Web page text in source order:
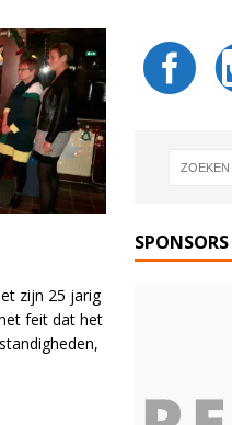
zijn 25 jarig
feit dat het
SPONSORS